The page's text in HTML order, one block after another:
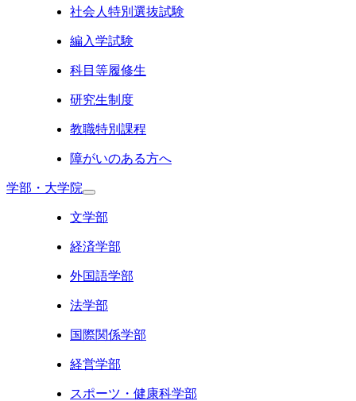
社会人特別選抜試験
編入学試験
科目等履修生
研究生制度
教職特別課程
障がいのある方へ
学部・大学院
文学部
経済学部
外国語学部
法学部
国際関係学部
経営学部
スポーツ・健康科学部